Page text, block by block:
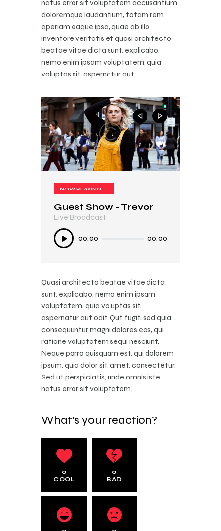
natus error sit voluptatem accusantium
doloremque laudantium, totam rem
aperiam eaque ipsa, quae ab illo
inventore veritatis et quasi architecto
beatae vitae dicta sunt, explicabo.
nemo enim ipsam voluptatem, quia
voluptas sit, aspernatur aut.
NOW PLAYING
Guest Show - Trevor
Live Broadcast
Audio
Player
00:00 00:00
NOW PLAYING
In My Mind
Live Broadcast
Audio
Player
00:00 00:00
Quasi architecto beatae vitae dicta
sunt, explicabo. nemo enim ipsam
voluptatem, quia voluptas sit,
aspernatur aut odit. Qut fugit, sed quia
consequuntur magni dolores eos, qui
ratione voluptatem sequi nesciunt.
Neque porro quisquam est, qui dolorem
ipsum, quia dolor sit, amet, consectetur.
Sed ut perspiciatis, unde omnis iste
natus error sit voluptatem.
What's your reaction?
0
COOL
0
BAD